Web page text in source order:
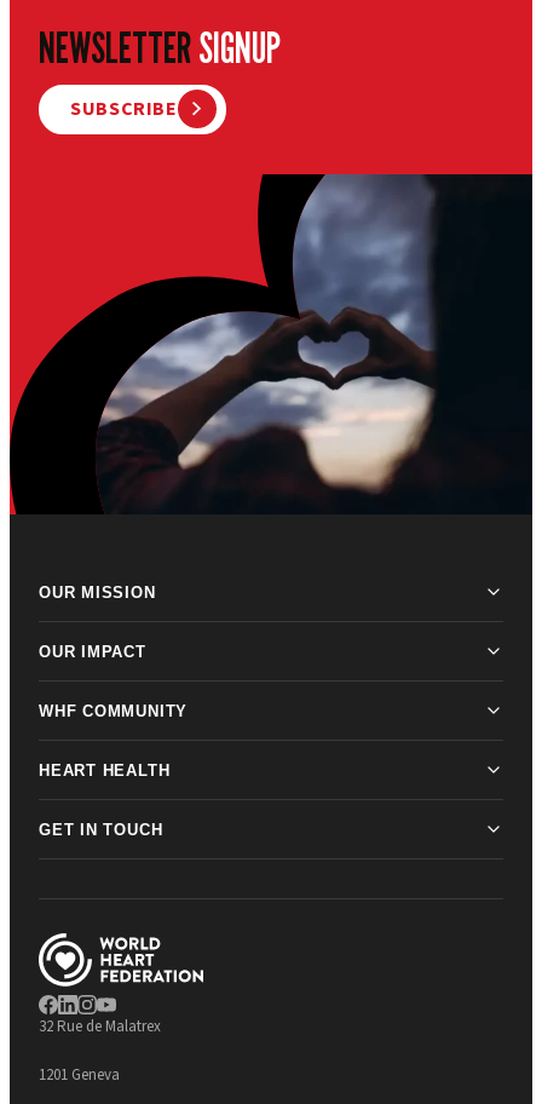
NEWSLETTERSIGNUP
SUBSCRIBE
OUR MISSION
OUR IMPACT
WHF COMMUNITY
HEART HEALTH
GET IN TOUCH
32 Rue de Malatrex
1201 Geneva